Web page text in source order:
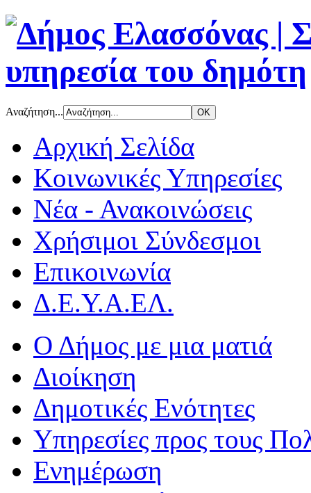
Αναζήτηση...
Αρχική Σελίδα
Κοινωνικές Υπηρεσίες
Νέα - Ανακοινώσεις
Χρήσιμοι Σύνδεσμοι
Επικοινωνία
Δ.Ε.Υ.Α.ΕΛ.
Ο Δήμος με μια ματιά
Διοίκηση
Δημοτικές Ενότητες
Υπηρεσίες προς τους
Ενημέρωση